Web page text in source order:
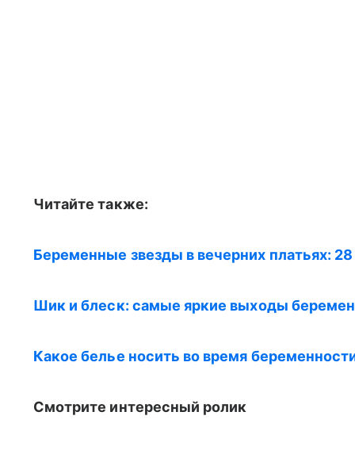
Читайте также:
Беременные звезды в вечерних платьях:
Шик и блеск: самые яркие выходы
Какое белье носить во время
Смотрите интересный ролик